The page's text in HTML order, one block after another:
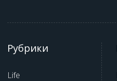
Рубрики
Life